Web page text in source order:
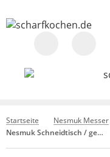
Startseite Nesmuk Messer
Nesmuk Schneidtisch / geräucherte Eiche